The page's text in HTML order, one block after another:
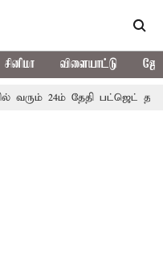
சினிமா விளையாட்டு
24ம் தேதி பட்ஜெட் தாக்கல்